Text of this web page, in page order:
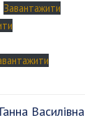
Завантажити
Василівна